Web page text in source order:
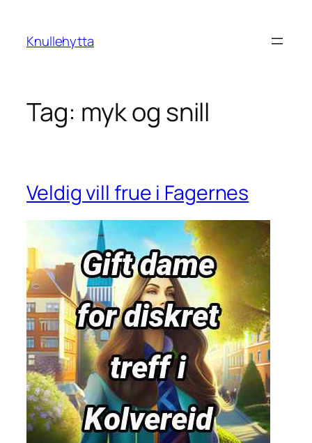
content
Knullehytta
Tag: myk og snill
Veldig vill frue i Fagernes